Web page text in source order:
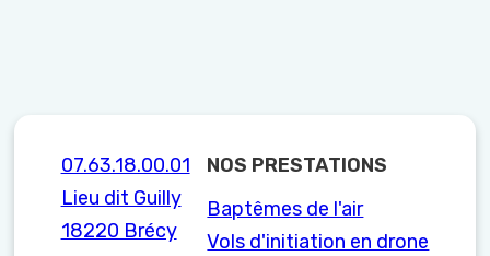
07.63.18.00.01
Lieu dit Guilly
18220 Brécy
NOS PRESTATIONS
Baptêmes de l'air
Vols d'initiation en drone